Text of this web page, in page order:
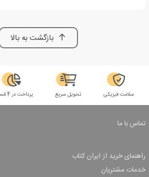
بازگشت به بالا
سلامت فیزیکی تحویل سریع پرداخت در 4 قسط
تماس با ما
راهنمای خرید از ایران کتاب
ثبت سفارش
شرایط ارسال سفارش
شیوه پرداخت
تخفیف‌های خرید
خدمات مشتریان